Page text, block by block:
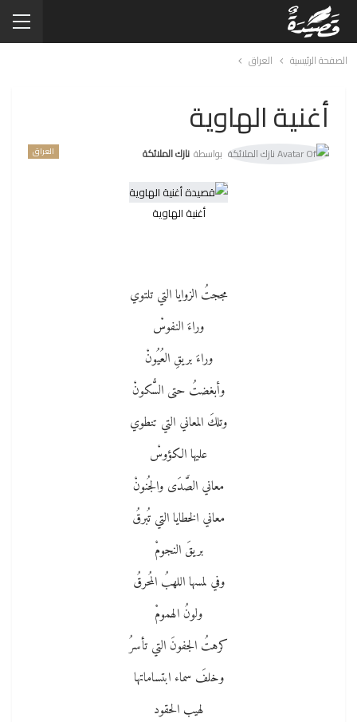
الصفحة الرئيسية العراق
أغنية الهاوية
العراق بواسطة نازك الملائكة
أغنية الهاوية
مججتُ الزوايا التي تلتوي
وراءَ النفوسْ
وراءَ بريقِ العُيُونْ
وأبغضتُ حتى السُّكونْ
وتلكَ المعاني التي تنطوي
عليها الكؤوسْ
معاني الصَّدَى والجُنونْ
معاني الخطايا التي تُبرقُ
بريقَ النجومْ
وفي لمسها اللهبُ المُحرقُ
ولونُ الهمومْ
كرهتُ الجفونَ التي تأسرُ
وخلفَ سماء ابتساماتها
لهيب الحقود